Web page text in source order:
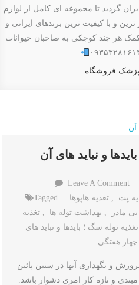
گردید تا مجموعه ای کامل از لوازم
ترین و با کیفیت ترین برندهای ایرانی و
کمک هر چند کوچکی به صاحبان حیوانات
فروشگاه
و نباید های آن
Leave A Comment
On
تغذیه
توله
سگ
؛
و
پت ,تغذیه هاپوها
Tagged
مادر
بهداشت توله ها ,تغذیه
,تغذیه توله سگ ؛ بایدها و نباید های
هفتگی
و نگهداری آنها در سنین پائین
و تازه کار امری دشوار باشد.